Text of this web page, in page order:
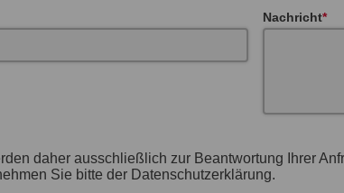
Nachricht
daher ausschließlich zur Beantwortung Ihrer
Sie bitte der Datenschutzerklärung.